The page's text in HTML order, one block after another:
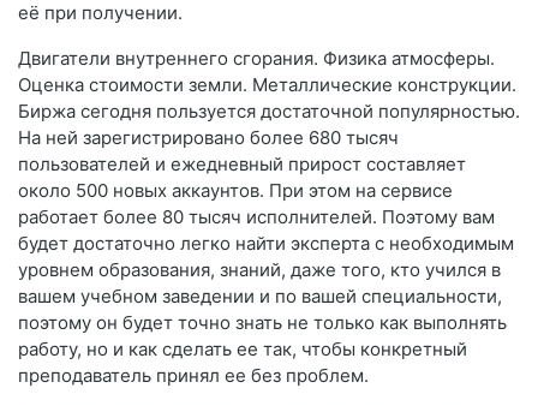
её при получении.
Двигатели внутреннего сгорания. Физика атмосферы.
Оценка стоимости земли. Металлические конструкции.
Биржа сегодня пользуется достаточной популярностью.
На ней зарегистрировано более 680 тысяч
пользователей и ежедневный прирост составляет
около 500 новых аккаунтов. При этом на сервисе
работает более 80 тысяч исполнителей. Поэтому вам
будет достаточно легко найти эксперта с необходимым
уровнем образования, знаний, даже того, кто учился в
вашем учебном заведении и по вашей специальности,
поэтому он будет точно знать не только как выполнять
работу, но и как сделать ее так, чтобы конкретный
преподаватель принял ее без проблем.